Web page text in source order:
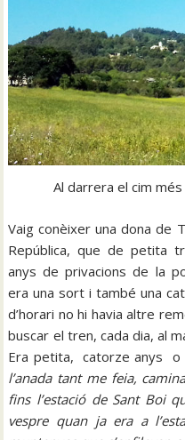
Al darrera el cim
Vaig conèixer una dona de
República, que de petita
anys de privacions de la
era una sort i també una
d’horari no hi havia altre
buscar el tren, cada dia, al
Era petita, catorze anys o
l’anada tant me feia,
fins l’estació de Sant Boi
vespre quan ja era a